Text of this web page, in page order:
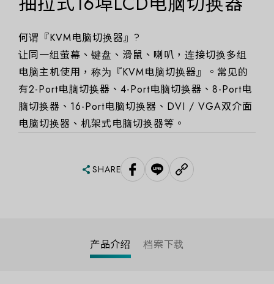
何谓『KVM电脑切换器』?
让同一组萤幕、键盘、滑鼠、喇叭，连接切换多组
电脑主机使用，称为『KVM电脑切换器』。常见的
有2-Port电脑切换器、4-Port电脑切换器、8-Port电
脑切换器、16-Port电脑切换器、DVI / VGA双介面
电脑切换器、机架式电脑切换器等。
SHARE
产品介绍 档案下载